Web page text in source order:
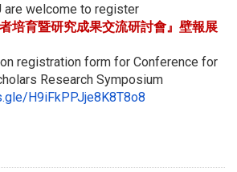
are welcome to register
培育暨研究成果交流研討會』壁報展
registration form for Conference for
Research Symposium
H9iFkPPJje8K8T8o8